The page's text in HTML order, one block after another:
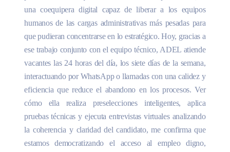
una coequipera digital capaz de liberar a los equipos
humanos de las cargas administrativas más pesadas para
que pudieran concentrarse en lo estratégico. Hoy, gracias a
ese trabajo conjunto con el equipo técnico, ADEL atiende
vacantes las 24 horas del día, los siete días de la semana,
interactuando por WhatsApp o llamadas con una calidez y
eficiencia que reduce el abandono en los procesos. Ver
cómo ella realiza preselecciones inteligentes, aplica
pruebas técnicas y ejecuta entrevistas virtuales analizando
la coherencia y claridad del candidato, me confirma que
estamos democratizando el acceso al empleo digno,